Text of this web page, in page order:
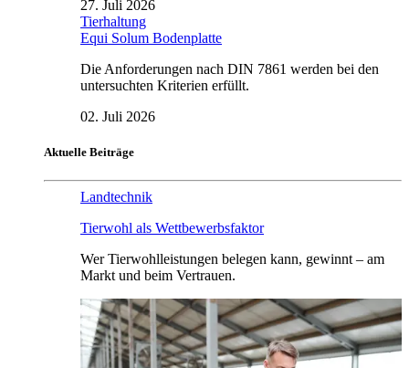
27. Juli 2026
Tierhaltung
Equi Solum Bodenplatte
Die Anforderungen nach DIN 7861 werden bei den
untersuchten Kriterien erfüllt.
02. Juli 2026
Aktuelle Beiträge
Landtechnik
Tierwohl als Wettbewerbsfaktor
Wer Tierwohlleistungen belegen kann, gewinnt – am
Markt und beim Vertrauen.